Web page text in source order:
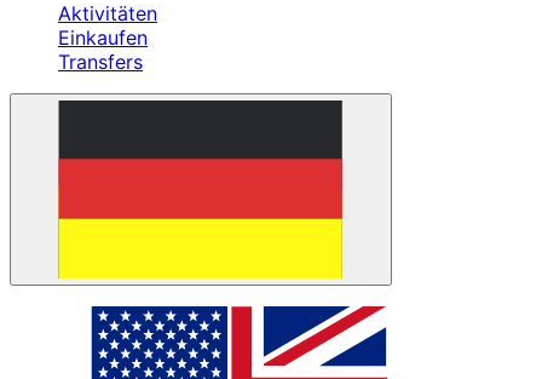
Aktivitäten
Einkaufen
Transfers